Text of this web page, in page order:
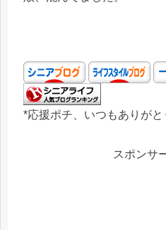
*応援ポチ、いつもありがと
スポンサ